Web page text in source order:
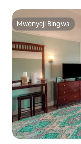
Mwenyeji Bingwa
Mwenyeji Bingwa